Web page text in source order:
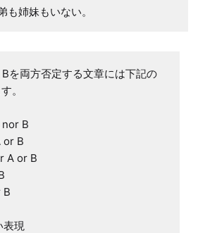
も姉妹もいない。
Bを両方否定する文章には下記の
。
B
or B
A or B
B
表現